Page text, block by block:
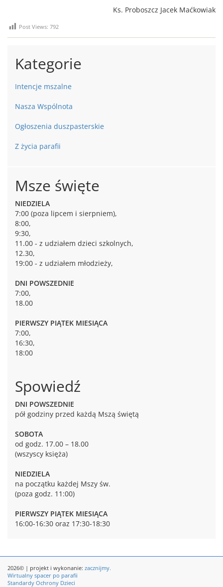
Ks. Proboszcz Jacek Maćkowiak
Post Views: 792
Kategorie
Intencje mszalne
Nasza Wspólnota
Ogłoszenia duszpasterskie
Z życia parafii
Msze święte
NIEDZIELA
7:00 (poza lipcem i sierpniem),
8:00,
9:30,
11.00 - z udziałem dzieci szkolnych,
12.30,
19:00 - z udziałem młodzieży,
DNI POWSZEDNIE
7:00,
18.00
PIERWSZY PIĄTEK MIESIĄCA
7:00,
16:30,
18:00
Spowiedź
DNI POWSZEDNIE
pół godziny przed każdą Mszą świętą
SOBOTA
od godz. 17.00 – 18.00
(wszyscy księża)
NIEDZIELA
na początku każdej Mszy św.
(poza godz. 11:00)
PIERWSZY PIĄTEK MIESIĄCA
16:00-16:30 oraz 17:30-18:30
2026© | projekt i wykonanie: zacznijmy.
Wirtualny spacer po parafii
Standardy Ochrony Dzieci